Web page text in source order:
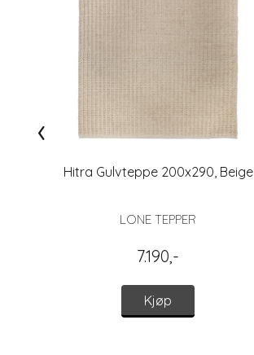
Hitra Gulvteppe 200x290, Beige
LONE TEPPER
7.190,-
Kjøp
‹